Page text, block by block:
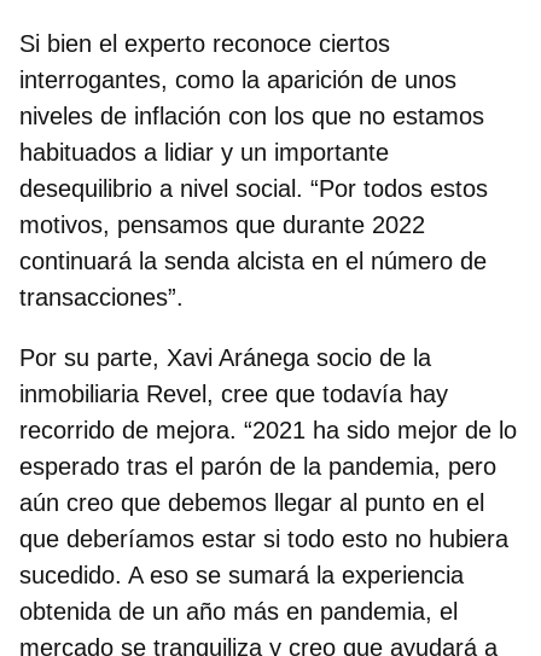
Si bien el experto reconoce ciertos
interrogantes, como la aparición de unos
niveles de inflación con los que no estamos
habituados a lidiar y un importante
desequilibrio a nivel social. “Por todos estos
motivos, pensamos que durante 2022
continuará la senda alcista en el número de
transacciones”.
Por su parte, Xavi Aránega socio de la
inmobiliaria Revel, cree que todavía hay
recorrido de mejora. “2021 ha sido mejor de lo
esperado tras el parón de la pandemia, pero
aún creo que debemos llegar al punto en el
que deberíamos estar si todo esto no hubiera
sucedido. A eso se sumará la experiencia
obtenida de un año más en pandemia, el
mercado se tranquiliza y creo que ayudará a